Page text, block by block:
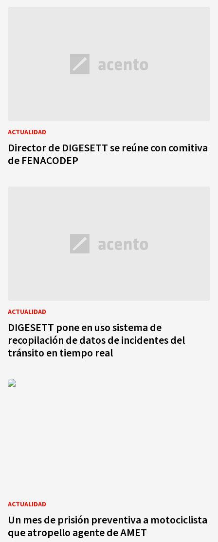
ACTUALIDAD
Director de DIGESETT se reúne con comitiva
de FENACODEP
ACTUALIDAD
DIGESETT pone en uso sistema de
recopilación de datos de incidentes del
tránsito en tiempo real
ACTUALIDAD
Un mes de prisión preventiva a motociclista
que atropello agente de AMET